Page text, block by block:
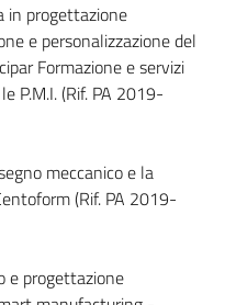
in progettazione
e personalizzazione del
Formazione e servizi
P.M.I. (Rif. PA 2019-
meccanico e la
(Rif. PA 2019-
e progettazione